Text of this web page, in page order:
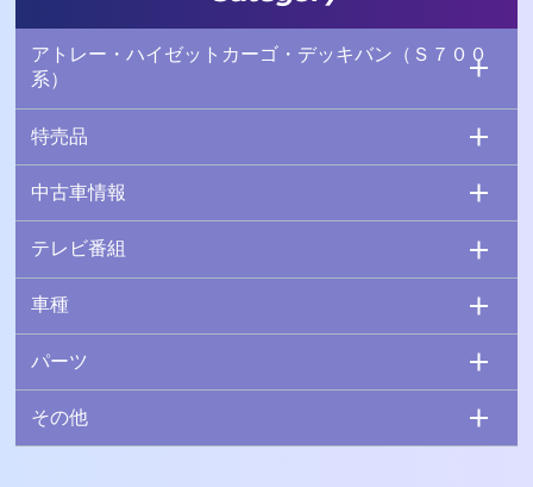
アトレー・ハイゼットカーゴ・デッキバン（Ｓ７００
系）
特売品
中古車情報
テレビ番組
車種
パーツ
その他